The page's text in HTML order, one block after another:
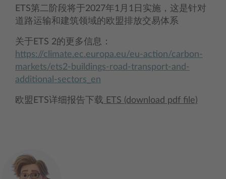
ETS第二阶段将于2027年1月1日实施，这是针对
道路运输和建筑领域的欧盟排放交易体系
关于ETS 2的更多信息：
https://climate.ec.europa.eu/eu-action/carbon-
markets/ets2-buildings-road-transport-and-
additional-sectors_en
欧盟ETS详细报告下载 ETS (download pdf file)